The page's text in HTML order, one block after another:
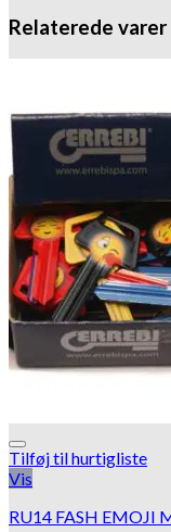
Relaterede varer
Tilføj til hurtigliste
Vis
RU14 FASH EMOJI